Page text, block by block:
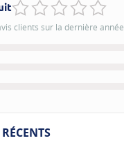
clients sur la dernière année